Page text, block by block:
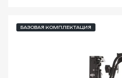
БАЗОВАЯ КОМПЛЕКТАЦИЯ